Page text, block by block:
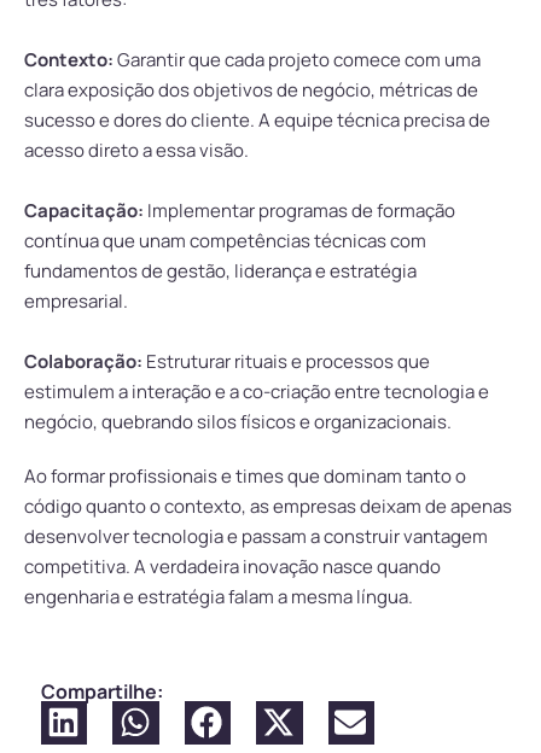
Contexto:Garantir que cada projeto comece com uma
clara exposição dos objetivos de negócio, métricas de
sucesso e dores do cliente. A equipe técnica precisa de
acesso direto a essa visão.
Capacitação: Implementar programas de formação
contínua que unam competências técnicas com
fundamentos de gestão, liderança e estratégia
empresarial.
Colaboração: Estruturar rituais e processos que
estimulem a interação e a co-criação entre tecnologia e
negócio, quebrando silos físicos e organizacionais.
Ao formar profissionais e times que dominam tanto o
código quanto o contexto, as empresas deixam de apenas
desenvolver tecnologia e passam a construir vantagem
competitiva. A verdadeira inovação nasce quando
engenharia e estratégia falam a mesma língua.
Compartilhe: